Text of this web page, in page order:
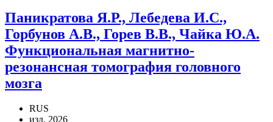
Паникратова Я.Р., Лебедева И.С.,
Горбунов А.В., Горев В.В., Чайка Ю.А.
Функциональная магнитно-
резонансная томография головного
мозга
RUS
изд. 2026